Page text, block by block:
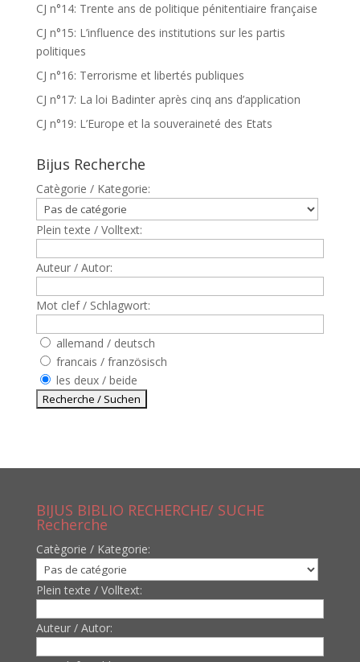
CJ n°14: Trente ans de politique pénitentiaire française
CJ n°15: L’influence des institutions sur les partis
politiques
CJ n°16: Terrorisme et libertés publiques
CJ n°17: La loi Badinter après cinq ans d’application
CJ n°19: L’Europe et la souveraineté des Etats
Bijus Recherche
Catègorie / Kategorie:
Plein texte / Volltext:
Auteur / Autor:
Mot clef / Schlagwort:
allemand / deutsch
francais / französisch
les deux / beide
BIJUS BIBLIO RECHERCHE/ SUCHE
Recherche
Catègorie / Kategorie:
Plein texte / Volltext:
Auteur / Autor: